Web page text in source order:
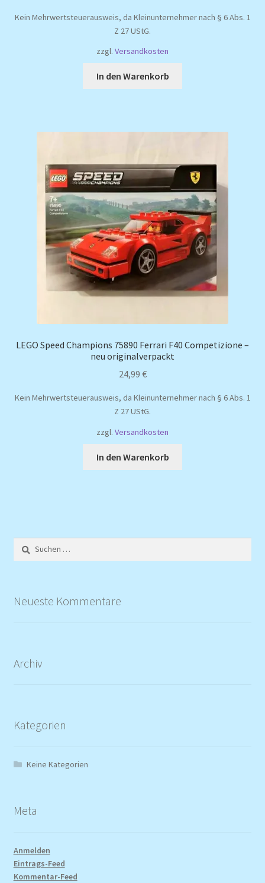
Kein Mehrwertsteuerausweis, da Kleinunternehmer nach § 6 Abs. 1
Z 27 UStG.
zzgl. Versandkosten
In den Warenkorb
LEGO Speed Champions 75890 Ferrari F40 Competizione –
neu originalverpackt
24,99 €
Kein Mehrwertsteuerausweis, da Kleinunternehmer nach § 6 Abs. 1
Z 27 UStG.
zzgl. Versandkosten
In den Warenkorb
Suchen
nach:
Neueste Kommentare
Archiv
Kategorien
Keine Kategorien
Meta
Anmelden
Eintrags-Feed
Kommentar-Feed